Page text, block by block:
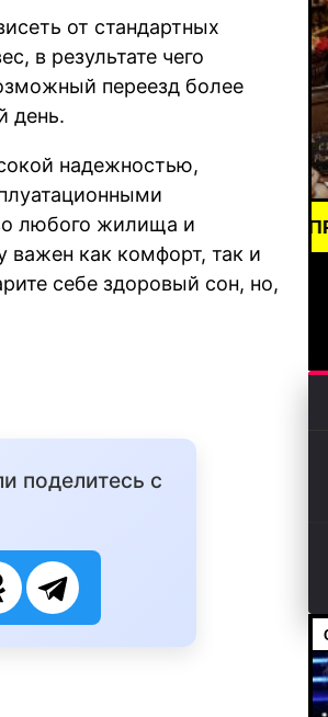
от стандартных
в результате чего
переезд более
день.
надежностью,
любого жилища и
важен как комфорт, так и
себе здоровый сон, но,
поделитесь с
(СМИ) /// ПРАЗДНИКИ